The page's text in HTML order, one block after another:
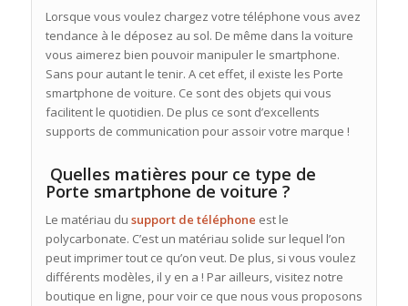
Lorsque vous voulez chargez votre téléphone vous avez
tendance à le déposez au sol. De même dans la voiture
vous aimerez bien pouvoir manipuler le smartphone.
Sans pour autant le tenir. A cet effet, il existe les Porte
smartphone de voiture. Ce sont des objets qui vous
facilitent le quotidien. De plus ce sont d’excellents
supports de communication pour assoir votre marque !
Quelles matières pour ce type de
Porte smartphone de voiture ?
Le matériau du support de téléphone est le
polycarbonate. C’est un matériau solide sur lequel l’on
peut imprimer tout ce qu’on veut. De plus, si vous voulez
différents modèles, il y en a ! Par ailleurs, visitez notre
boutique en ligne, pour voir ce que nous vous proposons